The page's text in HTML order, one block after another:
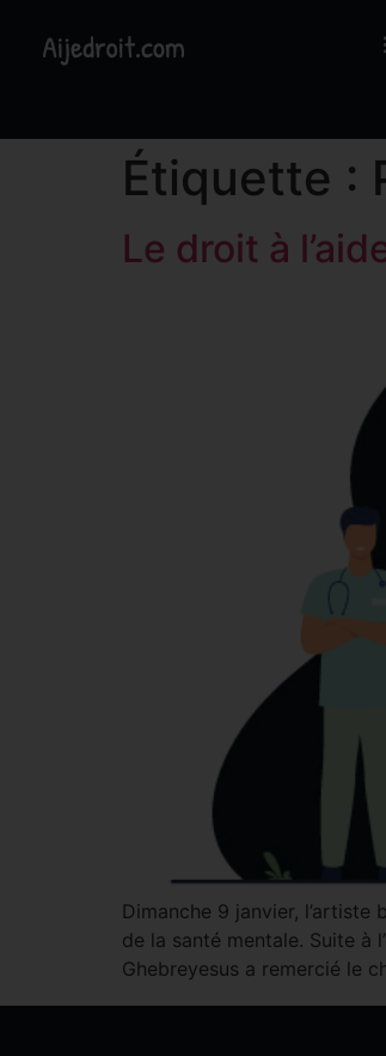
Étiquette :
Le droit à
Dimanche 9 janvier,
de la santé mentale. Suite à
Ghebreyesus a remercié le